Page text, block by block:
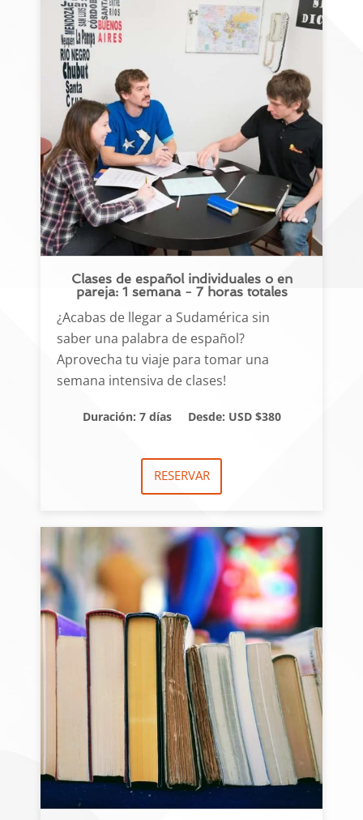
Clases de español individuales o en
pareja: 1 semana - 7 horas totales
¿Acabas de llegar a Sudamérica sin
saber una palabra de español?
Aprovecha tu viaje para tomar una
semana intensiva de clases!
Duración: 7 días Desde: USD $380
RESERVAR